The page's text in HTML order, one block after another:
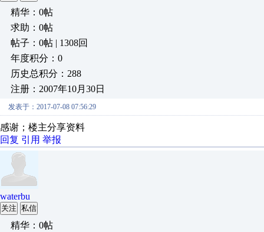
精华：0帖
求助：0帖
帖子：0帖 | 1308回
年度积分：0
历史总积分：288
注册：2007年10月30日
发表于：2017-07-08 07:56:29
感谢；楼主分享资料
回复 引用 举报
waterbu
关注 私信
精华：0帖